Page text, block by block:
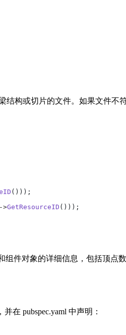
结构或切片的文件。如果文件不
()));
->GetResourceID ()));
组件对象的详细信息，包括顶
在 pubspec.yaml 中声明：